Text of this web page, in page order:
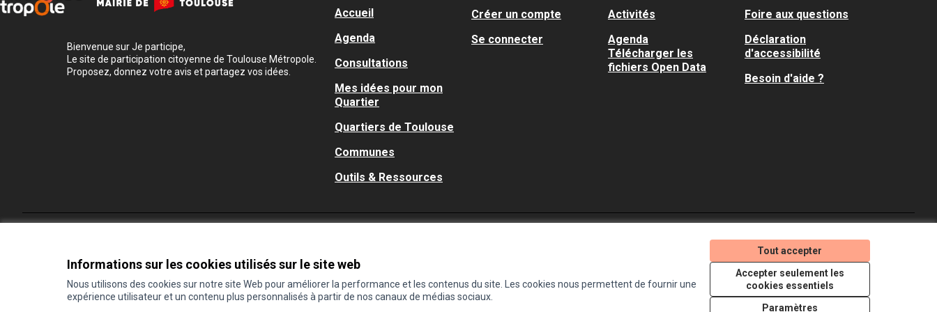
Informations sur les cookies utilisés sur le site web
Nous utilisons des cookies sur notre site Web pour améliorer la performance et les contenus du site. Les cookies nous permettent de fournir une
expérience utilisateur et un contenu plus personnalisés à partir de nos canaux de médias sociaux.
Tout accepter
Accepter seulement les
cookies essentiels
Paramètres
Bienvenue sur Je participe,
Le site de participation citoyenne de Toulouse Métropole.
Proposez, donnez votre avis et partagez vos idées.
Accueil
Agenda
Consultations
Mes idées pour mon
Quartier
Quartiers de Toulouse
Communes
Outils & Ressources
Créer un compte
Se connecter
Activités
Agenda
Télécharger les
fichiers Open Data
Foire aux questions
Déclaration
d'accessibilité
Besoin d'aide ?
(Lien externe)
(Lien externe)
(Lien externe)
Licence Creative
(Lien externe)